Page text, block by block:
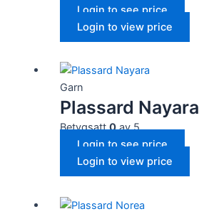
Login to see price
Login to view price
Garn
Plassard Nayara
Betygsatt0av 5
Login to see price
Login to view price